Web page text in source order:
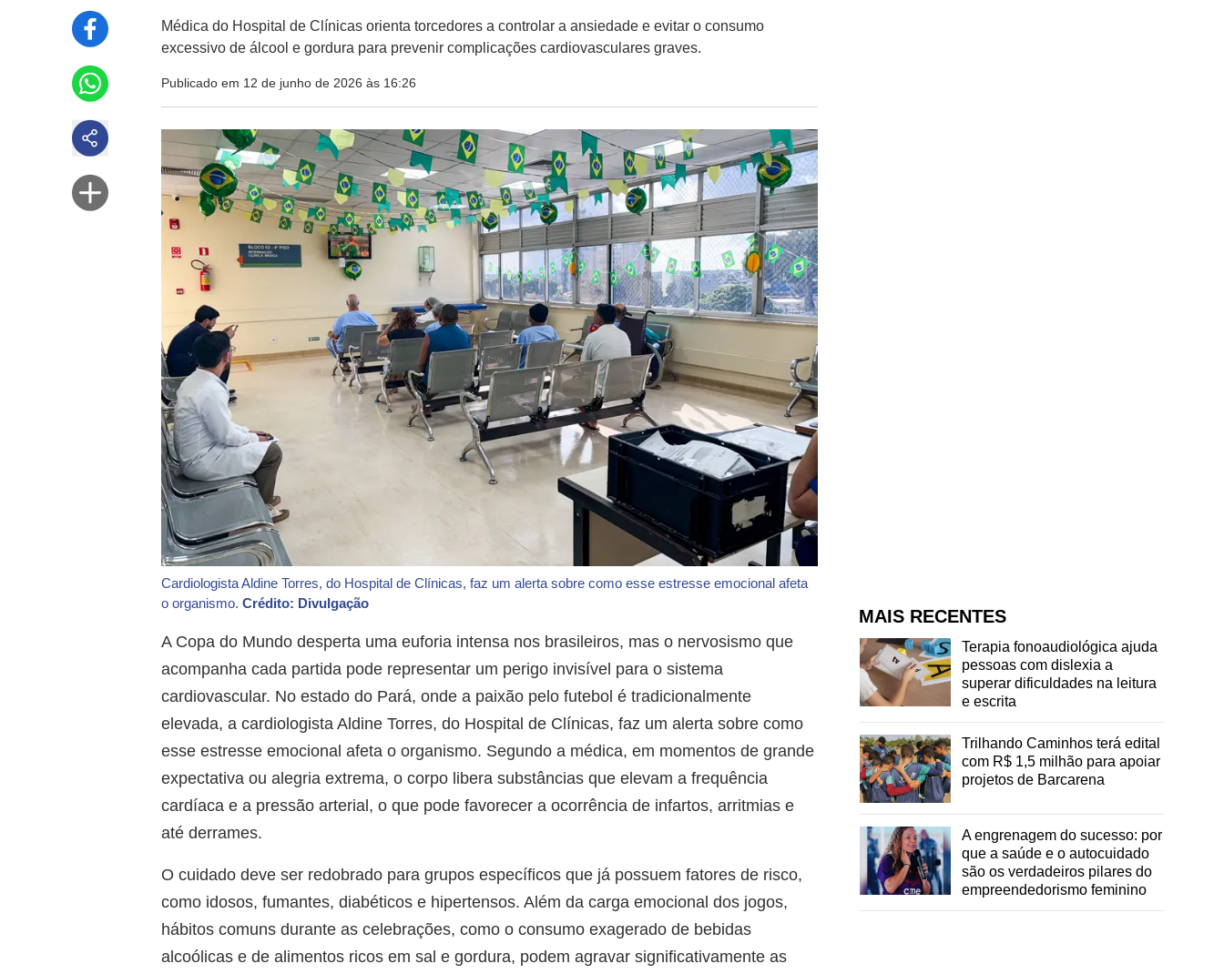
Médica do Hospital de Clínicas orienta torcedores a controlar a ansiedade e evitar o consumo
excessivo de álcool e gordura para prevenir complicações cardiovasculares graves.
Publicado em 12 de junho de 2026 às 16:26
Cardiologista Aldine Torres, do Hospital de Clínicas, faz um alerta sobre como esse estresse emocional afeta
o organismo.Crédito: Divulgação
A Copa do Mundo desperta uma euforia intensa nos brasileiros, mas o nervosismo que
acompanha cada partida pode representar um perigo invisível para o sistema
cardiovascular. No estado do Pará, onde a paixão pelo futebol é tradicionalmente
elevada, a cardiologista Aldine Torres, do Hospital de Clínicas, faz um alerta sobre como
esse estresse emocional afeta o organismo. Segundo a médica, em momentos de grande
expectativa ou alegria extrema, o corpo libera substâncias que elevam a frequência
cardíaca e a pressão arterial, o que pode favorecer a ocorrência de infartos, arritmias e
até derrames.
O cuidado deve ser redobrado para grupos específicos que já possuem fatores de risco,
como idosos, fumantes, diabéticos e hipertensos. Além da carga emocional dos jogos,
hábitos comuns durante as celebrações, como o consumo exagerado de bebidas
alcoólicas e de alimentos ricos em sal e gordura, podem agravar significativamente as
MAIS RECENTES
Terapia fonoaudiológica ajuda
pessoas com dislexia a
superar dificuldades na leitura
e escrita
Trilhando Caminhos terá edital
com R$ 1,5 milhão para apoiar
projetos de Barcarena
A engrenagem do sucesso: por
que a saúde e o autocuidado
são os verdadeiros pilares do
empreendedorismo feminino